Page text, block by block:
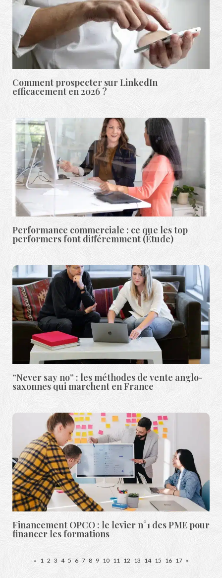
Comment prospecter sur LinkedIn
efficacement en 2026 ?
Performance commerciale : ce que les top
performers font différemment (Étude)
“Never say no” : les méthodes de vente anglo-
saxonnes qui marchent en France
Financement OPCO : le levier n°1 des PME pour
financer les formations
« 1 2 3 4 5 6 7 8 9 10 11 12 13 14 15 16 17 »